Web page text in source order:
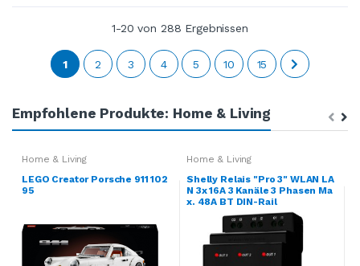
1-20 von 288 Ergebnissen
1 2 3 4 5 10 15
Empfohlene Produkte: Home & Living
Home & Living
LEGO Creator Porsche 911 102
95
Home & Living
Shelly Relais "Pro 3" WLAN LA
N 3x 16A 3 Kanäle 3 Phasen Ma
x. 48A BT DIN-Rail